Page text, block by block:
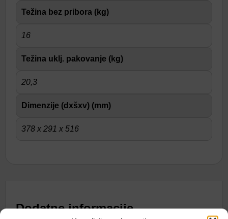
Težina bez pribora (kg)
16
Težina uklj. pakovanje (kg)
20,3
Dimenzije (dxšxv) (mm)
378 x 291 x 516
Dodatne informacije